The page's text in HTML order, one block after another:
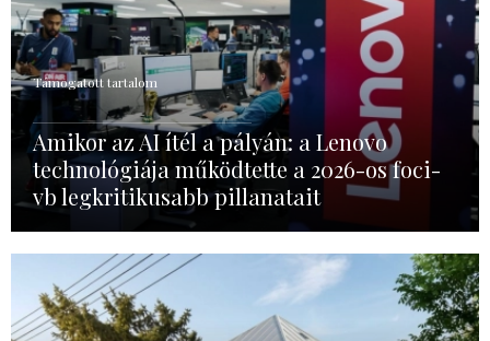
Támogatott tartalom
Amikor az AI ítél a pályán: a Lenovo
technológiája működtette a 2026-os foci-
vb legkritikusabb pillanatait